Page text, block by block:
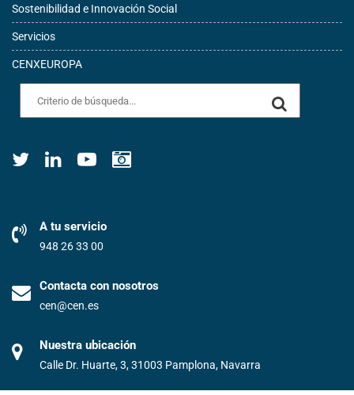
Sostenibilidad e Innovación Social
Servicios
CENXEUROPA
A tu servicio
948 26 33 00
Contacta con nosotros
cen@cen.es
Nuestra ubicación
Calle Dr. Huarte, 3, 31003 Pamplona, Navarra